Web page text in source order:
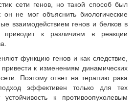
сети генов, но такой способ был
он не мог объяснить биологические
взаимодействием генов и белков в
приводит к различиям в реакции
функцию генов и как следствие,
к изменениям динамических
Поэтому ответ на терапию рака
эффективен только для тех
к противоопухолевым